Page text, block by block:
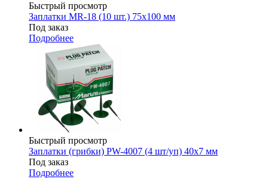
Быстрый просмотр
Заплатки MR-18 (10 шт.) 75х100 мм
Под заказ
Подробнее
Быстрый просмотр
Заплатки (грибки) PW-4007 (4 шт/уп) 40х7 мм
Под заказ
Подробнее